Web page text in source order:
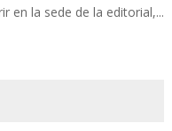
en la sede de la editorial,...